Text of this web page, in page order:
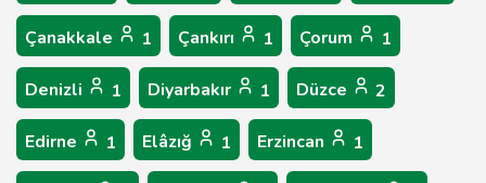
Çanakkale 1 Çankırı 1 Çorum 1
Denizli 1 Diyarbakır 1 Düzce 2
Edirne 1 Elâzığ 1 Erzincan 1